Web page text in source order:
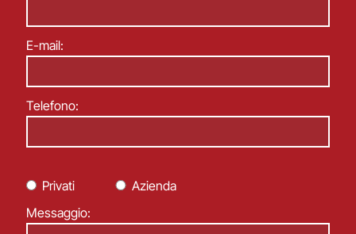
E-mail:
Telefono:
Privati
Azienda
Messaggio: